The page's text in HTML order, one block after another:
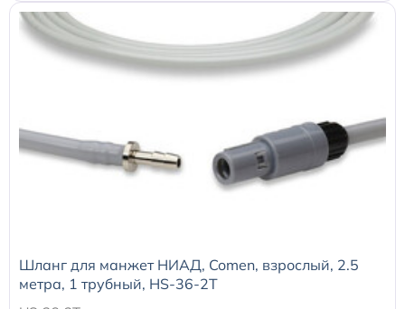
Шланг для манжет НИАД, Comen, взрослый, 2.5
метра, 1 трубный, HS-36-2T